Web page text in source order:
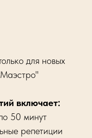
для новых
включает:
50 минут
репетиции